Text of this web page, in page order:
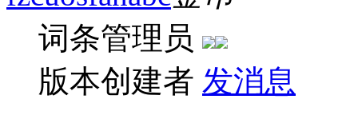
词条管理员
版本创建者 发消息